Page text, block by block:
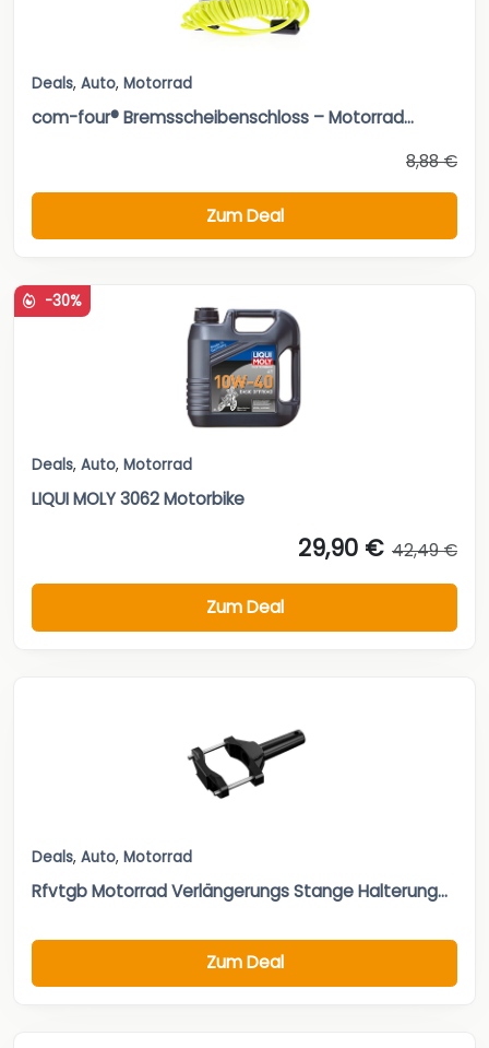
Deals, Auto, Motorrad
com-four® Bremsscheibenschloss – Motorrad...
8,88 €
Zum Deal
-30%
Deals, Auto, Motorrad
LIQUI MOLY 3062 Motorbike
29,90 € 42,49 €
Zum Deal
Deals, Auto, Motorrad
Rfvtgb Motorrad Verlängerungs Stange Halterung...
Zum Deal